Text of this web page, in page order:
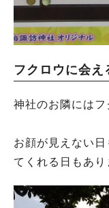
フクロウに会え
神社のお隣にはフ
お顔が見えない
てくれる日もあり